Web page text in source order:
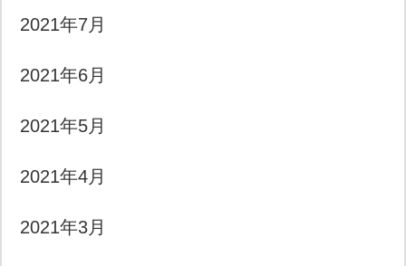
2021年7月
2021年6月
2021年5月
2021年4月
2021年3月